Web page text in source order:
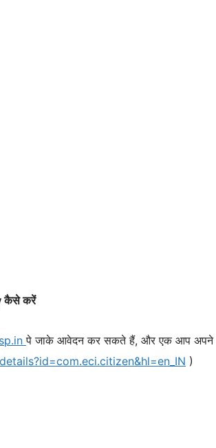
कैसे करें
पे जाके आवेदन कर सकते हैं, और एक आप अपने
)